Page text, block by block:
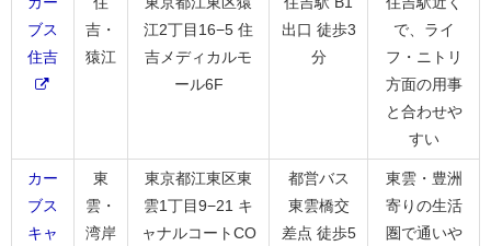
ブス
住吉
吉・
猿江
江2丁目16−5 住
吉メディカルモ
ール6F
出口 徒歩3
分
で、ライ
フ・ニトリ
方面の用事
と合わせや
すい
カー
ブス
キャ
東
雲・
湾岸
東京都江東区東
雲1丁目9−21 キ
ャナルコートCO
都営バス
東雲橋交
差点 徒歩5
東雲・豊洲
寄りの生活
圏で通いや